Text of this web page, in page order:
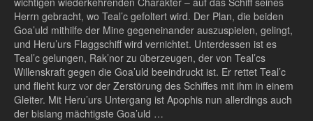
Herrn gebracht, wo Teal’c gefoltert wird. Der Plan, die beiden
Goa’uld mithilfe der Mine gegeneinander auszuspielen, gelingt,
und Heru’urs Flaggschiff wird vernichtet. Unterdessen ist es
Teal’c gelungen, Rak’nor zu überzeugen, der von Teal’cs
Willenskraft gegen die Goa’uld beeindruckt ist. Er rettet Teal’c
und flieht kurz vor der Zerstörung des Schiffes mit ihm in einem
Gleiter. Mit Heru’urs Untergang ist Apophis nun allerdings auch
der bislang mächtigste Goa’uld …